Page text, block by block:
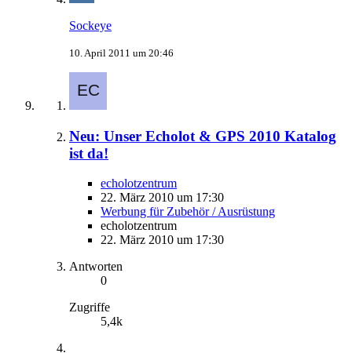
Sockeye
10. April 2011 um 20:46
Neu: Unser Echolot & GPS 2010 Katalog
ist da!
echolotzentrum
22. März 2010 um 17:30
Werbung für Zubehör / Ausrüstung
echolotzentrum
22. März 2010 um 17:30
Antworten
0
Zugriffe
5,4k